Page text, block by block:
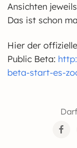
Ansichten
Das ist schon
Hier der
Public Beta:
beta-start-es-